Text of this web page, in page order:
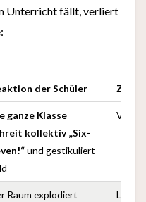
Unterricht fällt, verliert
der Schüler
ganze Klasse
kollektiv „Six-
und gestikuliert
Völlig
Raum explodiert